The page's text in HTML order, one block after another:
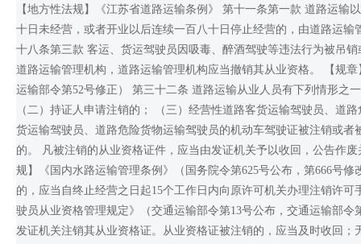
【地方性法规】《江苏省道路运输条例》 第十一条第一款 道路运
十日未经营，或者开业以后连续一百八十日停止经营的，由道路运
十八条第三款 客运、货运驾驶员因吸毒、醉酒驾驶等违法行为被吊
道路运输管理机构，道路运输管理机构应当撤销其从业资格。 【规
运输部令第52号修正） 第三十二条 道路运输从业人员有下列情形之
（二）持证人申请注销的； （三）经营性道路客货运输驾驶员、道
货运输驾驶员、道路危险货物运输驾驶员的机动车驾驶证被注销或
的。 凡被注销的从业资格证件，应当由发证机关予以收回，公告作
规】《国内水路运输管理条例》（国务院令第625号公布，第666号
的，应当自终止经营之日起15个工作日内向原许可机关办理注销许
驶员从业资格管理规定》（交通运输部令第13号公布，交通运输部
发证机关注销其从业资格证。从业资格证被注销的，应当及时收回